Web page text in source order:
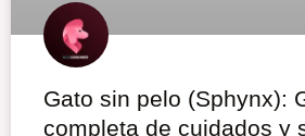
Gato sin pelo (Sphynx):
completa de cuidados y